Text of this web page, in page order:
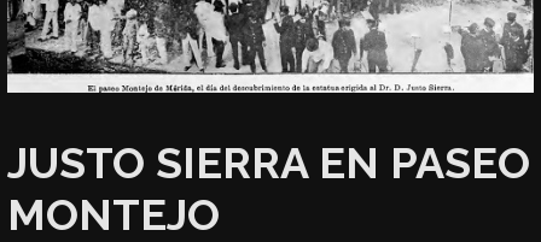
JUSTO SIERRA EN PASEO
MONTEJO